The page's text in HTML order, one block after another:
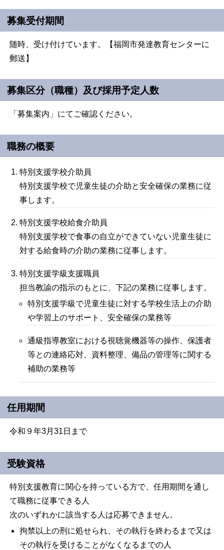
募集受付期間
随時、受け付けています。【福岡市発達教育センターに
郵送】
募集区分（職種）及び採用予定人数
「募集案内」にてご確認ください。
職務の概要
特別支援学校介助員
特別支援学校で児童生徒の介助と安全確保の業務に従
事します。
特別支援学校給食介助員
特別支援学校で食事の自立ができていない児童生徒に
対する給食時の介助の業務に従事します。
特別支援学級支援職員
担当教諭の指示のもとに、下記の業務に従事します。
特別支援学級で児童生徒に対する学校生活上の介助
や学習上のサポート、安全確保の業務等
通級指導教室における視聴覚機器等の操作、保護者
等との連絡応対、資料整理、備品の管理等に関する
補助の業務等
任用期間
令和９年3月31日まで
受験資格
特別支援教育に関心を持っている方で、任用期間を通し
て職務に従事できる人
次のいずれかに該当する人は応募できません。
拘禁以上の刑に処せられ、その執行を終わるまで又は
その執行を受けることがなくなるまでの人